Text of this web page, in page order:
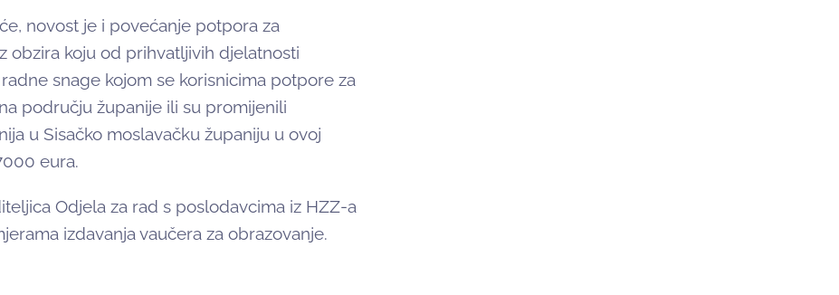
novost je i povećanje potpora za
obzira koju od prihvatljivih djelatnosti
snage kojom se korisnicima potpore za
području županije ili su promijenili
u Sisačko moslavačku županiju u ovoj
eura.
Odjela za rad s poslodavcima iz HZZ-a
izdavanja vaučera za obrazovanje.